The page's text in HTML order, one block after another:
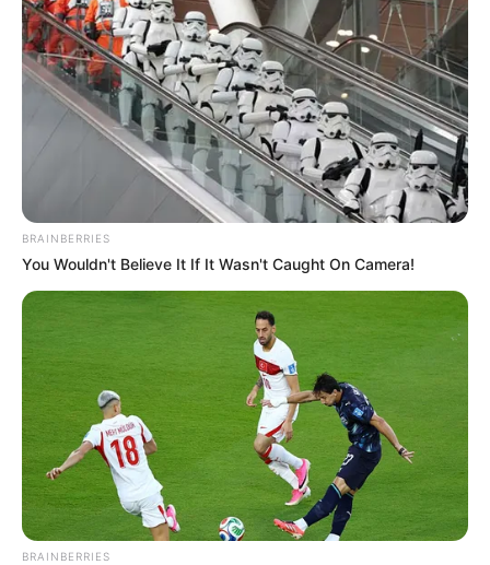
Como ler receitas de amigurumi
Não se desespere! Ler as receitas de amigurumi
pode parecer complicado, mas não é. Você só
precisa entender o quê cada parte dareceita
significa. Vamos entender melhor:
BRAINBERRIES
You Wouldn't Believe It If It Wasn't Caught On Camera!
BRAINBERRIES